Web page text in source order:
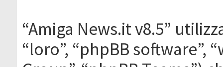
“Amiga News.it v8.5”
“loro”, “phpBB software”,